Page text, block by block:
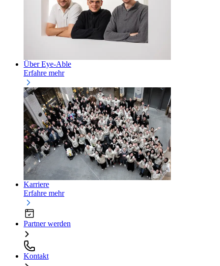
Über Eye-Able
Erfahre mehr
Karriere
Erfahre mehr
Partner werden
Kontakt